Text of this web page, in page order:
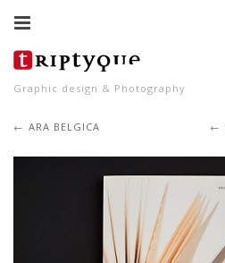
Graphic design & Photography
ARA BELGICA